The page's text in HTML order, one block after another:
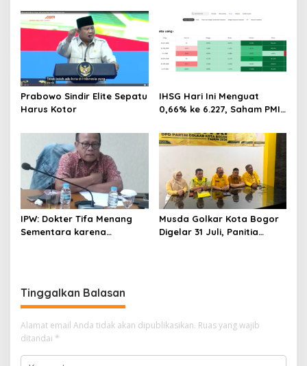
Prabowo Sindir Elite Sepatu
Harus Kotor
IHSG Hari Ini Menguat
0,66% ke 6.227, Saham PMII,
28%! Ini Daftar Saham
Paling Cuan & Volume
Tertinggi 31 Juli 2026
IPW: Dokter Tifa Menang
Sementara karena
Musda Golkar Kota Bogor
Digelar 31 Juli, Panitia
Tinggalkan Balasan
Alamat email Anda tidak akan dipublikasikan. Ruas yang wajib
ditandai *